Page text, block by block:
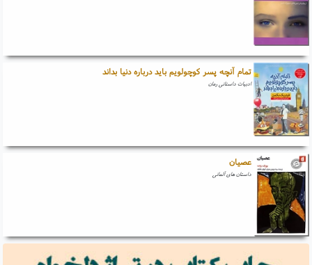
تمام آنچه پسر کوچولویم باید درباره دنیا بداند
ادبیات داستانی رمان
عصیان
داستان های آلمانی